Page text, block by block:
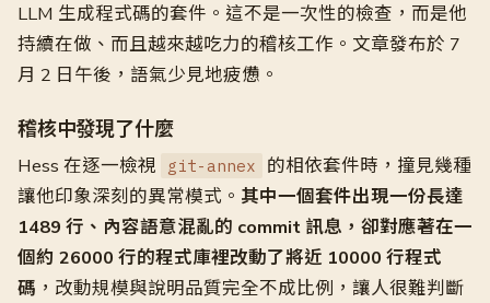
LLM 生成程式碼的套件。這不是一次性的檢查，而是他
持續在做、而且越來越吃力的稽核工作。文章發布於 7
月 2 日午後，語氣少見地疲憊。
稽核中發現了什麼
Hess 在逐一檢視 git-annex
的相依套件時，撞見幾種
讓他印象深刻的異常模式。 其中一個套件出現一份長達
1489 行、內容語意混亂的 commit 訊息，卻對應著在一
個約 26000 行的程式庫裡改動了將近 10000 行程式
碼 ，改動規模與說明品質完全不成比例，讓人很難判斷